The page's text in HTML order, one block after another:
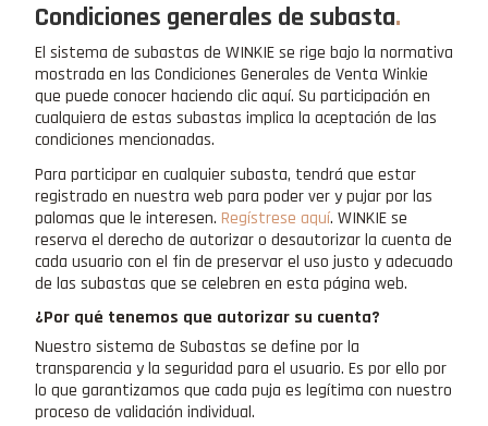
Condiciones generales de subasta
El sistema de subastas de WINKIE se rige bajo la normativa
mostrada en las Condiciones Generales de Venta Winkie
que puede conocer haciendo clic aquí. Su participación en
cualquiera de estas subastas implica la aceptación de las
condiciones mencionadas.
Para participar en cualquier subasta, tendrá que estar
registrado en nuestra web para poder ver y pujar por las
palomas que le interesen. Regístrese aquí. WINKIE se
reserva el derecho de autorizar o desautorizar la cuenta de
cada usuario con el fin de preservar el uso justo y adecuado
de las subastas que se celebren en esta página web.
¿Por qué tenemos que autorizar su cuenta?
Nuestro sistema de Subastas se define por la
transparencia y la seguridad para el usuario. Es por ello por
lo que garantizamos que cada puja es legítima con nuestro
proceso de validación individual.